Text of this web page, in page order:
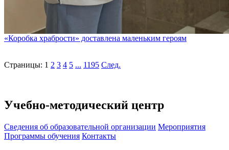
«Коробка храбрости» доставлена маленьким героям
Страницы: 1 2 3 4 5 ... 1195 След.
Учебно-методический центр
Cведения об образовательной организации Мероприятия
Программы обучения Контакты